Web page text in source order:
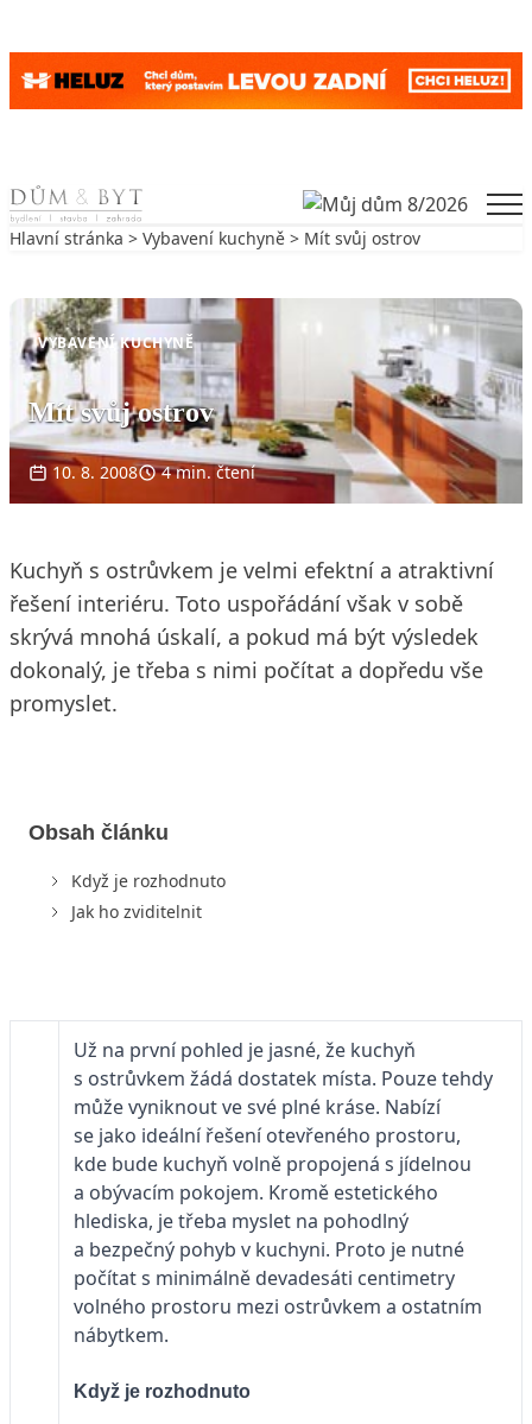
Skip to content
Hlavní stránka > Vybavení kuchyně > Mít svůj ostrov
VYBAVENÍ KUCHYNĚ
Mít svůj ostrov
10. 8. 2008 4 min. čtení
Kuchyň s ostrůvkem je velmi efektní a atraktivní
řešení interiéru. Toto uspořádání však v sobě
skrývá mnohá úskalí, a pokud má být výsledek
dokonalý, je třeba s nimi počítat a dopředu vše
promyslet.
Obsah článku
Když je rozhodnuto
Jak ho zviditelnit
Už na první pohled je jasné, že kuchyň
s ostrůvkem žádá dostatek místa. Pouze tehdy
může vyniknout ve své plné kráse. Nabízí
se jako ideální řešení otevřeného prostoru,
kde bude kuchyň volně propojená s jídelnou
a obývacím pokojem. Kromě estetického
hlediska, je třeba myslet na pohodlný
a bezpečný pohyb v kuchyni. Proto je nutné
počítat s minimálně devadesáti centimetry
volného prostoru mezi ostrůvkem a ostatním
nábytkem.
Když je rozhodnuto